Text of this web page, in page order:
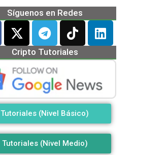
Síguenos en Redes
Cripto Tutoriales
Tutoriales (Nivel Básico)
Tutoriales (Nivel Medio)